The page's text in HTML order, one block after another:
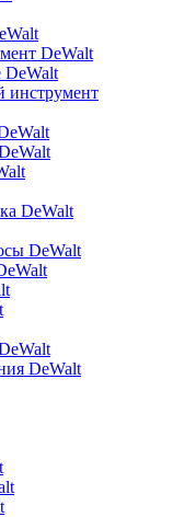
DeWalt
DeWalt
инструмент
DeWalt
DeWalt
DeWalt